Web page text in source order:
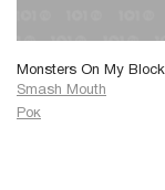
Monsters On My Block
Smash Mouth
Рок